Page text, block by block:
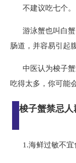
不建议吃七个。
游泳蟹也叫白
肠道，并容易引起
中医认为梭子
吃得太多，你可能
梭子蟹禁忌人
1.海鲜过敏不宜